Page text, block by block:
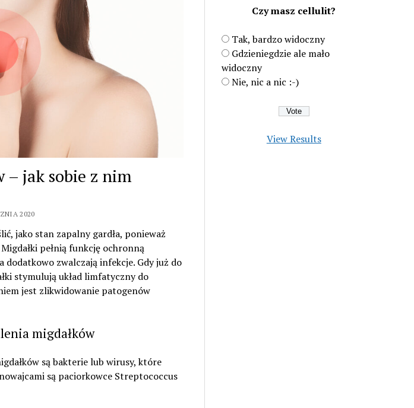
– jak sobie z nim
2020
jako stan zapalny gardła, ponieważ
pełnią funkcję ochronną
zwalczają infekcje. Gdy już do
stymulują układ limfatyczny do
jest zlikwidowanie patogenów
migdałków
są bakterie lub wirusy, które
są paciorkowce Streptococcus
Czy masz cellulit?
Tak, bardzo widoczny
Gdzieniegdzie ale mało
widoczny
Nie, nic a nic :-)
View Results